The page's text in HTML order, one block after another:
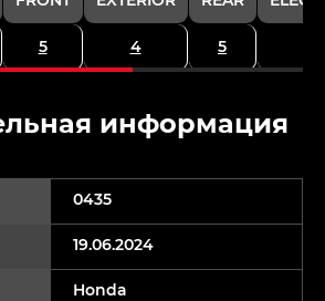
5 4 5
информация
0435
19.06.2024
Honda